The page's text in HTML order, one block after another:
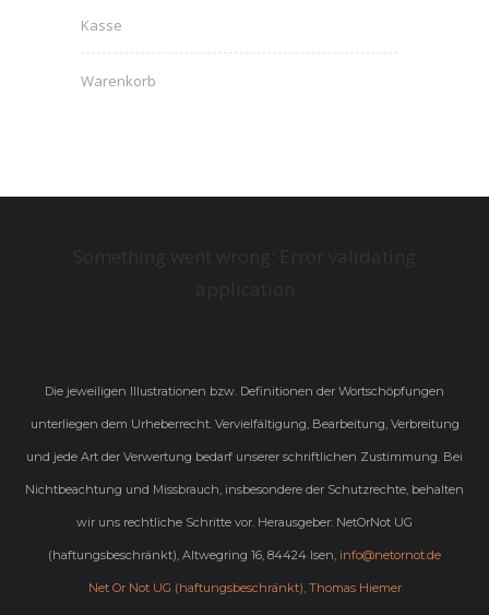
Kasse
Warenkorb
Die jeweiligen Illustrationen bzw. Definitionen der Wortschöpfungen
unterliegen dem Urheberrecht. Vervielfältigung, Bearbeitung, Verbreitung
und jede Art der Verwertung bedarf unserer schriftlichen Zustimmung. Bei
Nichtbeachtung und Missbrauch, insbesondere der Schutzrechte, behalten
wir uns rechtliche Schritte vor. Herausgeber: NetOrNot UG
(haftungsbeschränkt), Altwegring 16, 84424 Isen, info@netornot.de
Net Or Not UG (haftungsbeschränkt), Thomas Hiemer